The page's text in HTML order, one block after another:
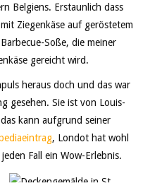
Belgiens. Erstaunlich dass
Ziegenkäse auf geröstetem
Soße, die meiner
gereicht wird.
heraus doch und das war
gesehen. Sie ist von Louis-
kann aufgrund seiner
, Londot hat wohl
Fall ein Wow-Erlebnis.